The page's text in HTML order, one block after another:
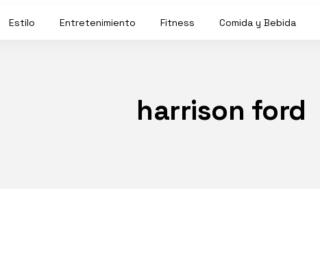
Estilo Entretenimiento Fitness Comida y Bebida
harrison ford